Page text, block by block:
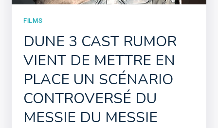
FILMS
DUNE 3 CAST RUMOR
VIENT DE METTRE EN
PLACE UN SCÉNARIO
CONTROVERSÉ DU
MESSIE DU MESSIE